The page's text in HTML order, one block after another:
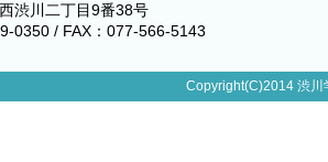
渋川二丁目9番38号
0350 / FAX：077-566-5143
Copyright(C)2014 渋川